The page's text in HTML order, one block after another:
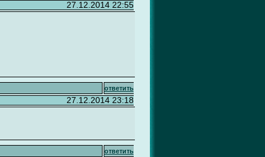
27.12.2014 22:55
ответить
27.12.2014 23:18
ответить